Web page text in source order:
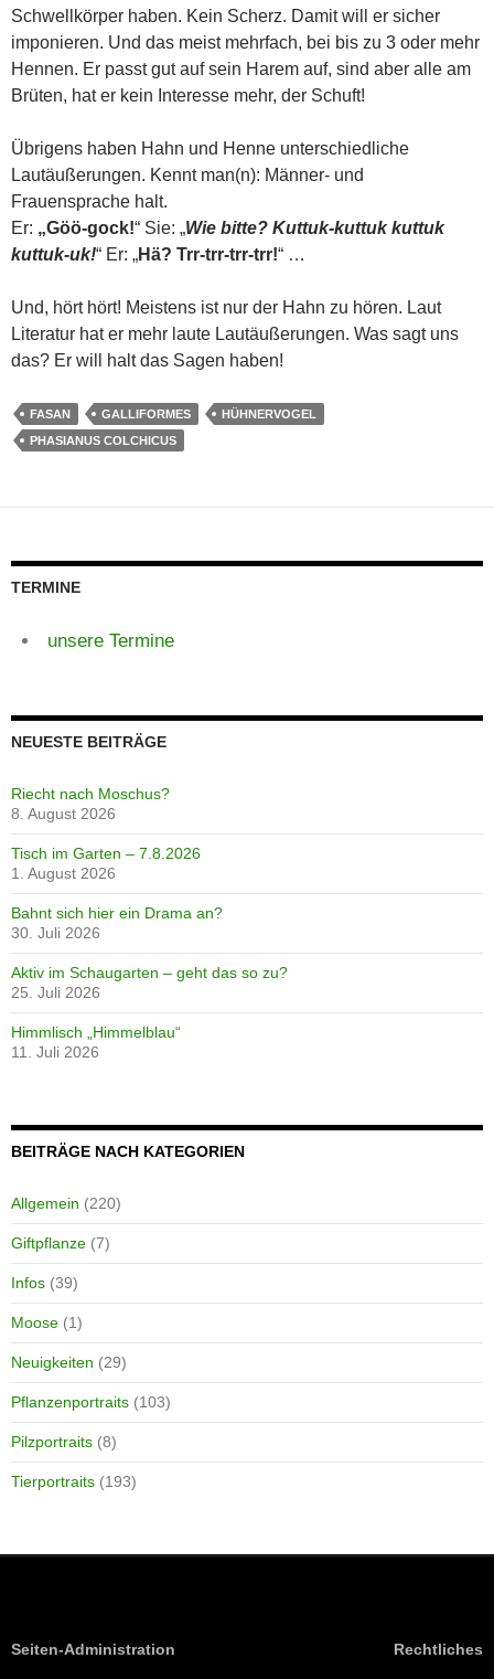
Schwellkörper haben. Kein Scherz. Damit will er sicher
imponieren. Und das meist mehrfach, bei bis zu 3 oder mehr
Hennen. Er passt gut auf sein Harem auf, sind aber alle am
Brüten, hat er kein Interesse mehr, der Schuft!
Übrigens haben Hahn und Henne unterschiedliche
Lautäußerungen. Kennt man(n): Männer- und
Frauensprache halt.
Er: „Göö-gock!“ Sie: „Wie bitte? Kuttuk-kuttuk kuttuk
kuttuk-uk!“ Er: „Hä? Trr-trr-trr-trr!“ …
Und, hört hört! Meistens ist nur der Hahn zu hören. Laut
Literatur hat er mehr laute Lautäußerungen. Was sagt uns
das? Er will halt das Sagen haben!
FASAN GALLIFORMES
HÜHNERVOGEL
PHASIANUS COLCHICUS
TERMINE
unsere Termine
NEUESTE BEITRÄGE
Riecht nach Moschus?
8. August 2026
Tisch im Garten – 7.8.2026
1. August 2026
Bahnt sich hier ein Drama an?
30. Juli 2026
Aktiv im Schaugarten – geht das so zu?
25. Juli 2026
Himmlisch „Himmelblau“
11. Juli 2026
BEITRÄGE NACH KATEGORIEN
Allgemein (220)
Giftpflanze (7)
Infos (39)
Moose (1)
Neuigkeiten (29)
Pflanzenportraits (103)
Pilzportraits (8)
Tierportraits (193)
Seiten-Administration Rechtliches